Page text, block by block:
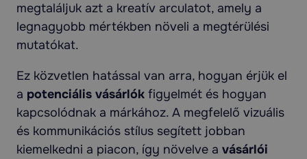
megtaláljuk azt a kreatív arculatot, amely a
legnagyobb mértékben növeli a megtérülési
mutatókat.
Ez közvetlen hatással van arra, hogyan érjük el
a potenciális vásárlók figyelmét és hogyan
kapcsolódnak a márkához. A megfelelő vizuális
és kommunikációs stílus segített jobban
kiemelkedni a piacon, így növelve a vásárlói